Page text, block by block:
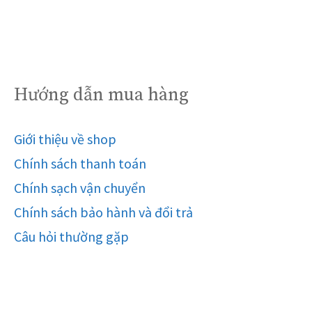
Hướng dẫn mua hàng
Giới thiệu về shop
Chính sách thanh toán
Chính sạch vận chuyển
Chính sách bảo hành và đổi trả
Câu hỏi thường gặp